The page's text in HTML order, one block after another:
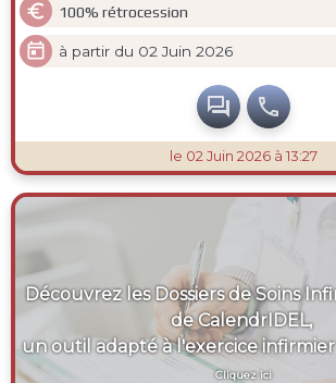
 100% rétrocession
 à partir du 02 Juin 2026
 
le 02 Juin 2026 à 13:27
Découvrez les Dossiers de Soins
de CalendrIDEL,
un outil adapté à l'exercice
Cliquez ici